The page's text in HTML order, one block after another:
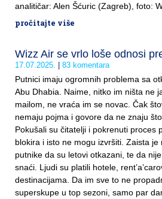
analitičar: Alen Šćuric (Zagreb), foto:
pročitajte više
Wizz Air se vrlo loše odnosi
17.07.2025. 83 komentara
Putnici imaju ogromnih problema sa
Abu Dhabia. Naime, nitko im ništa ne
mailom, ne vraća im se novac. Čak
nemaju pojma i govore da ne znaju
Pokušali su čitatelji i pokrenuti proces
blokira i isto ne mogu izvršiti. Zaista
putnike da su letovi otkazani, te da
snaći. Ljudi su platili hotele,
destinacijama. Da im sve to ne
superskupe u top sezoni, samo par